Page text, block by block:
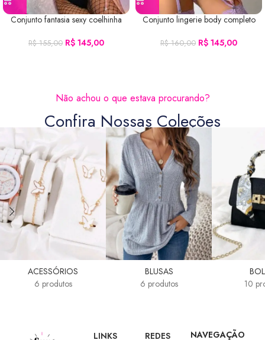
Conjunto fantasia sexy coelhinha
R$155,00 R$ 145,00
Conjunto lingerie body completo
R$160,00 R$ 145,00
Não achou o que estava procurando?
Confira Nossas Coleções
ACESSÓRIOS
6 produtos
BLUSAS
6 produtos
10
LINKS REDES NAVEGAÇÃO